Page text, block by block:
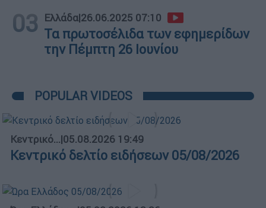
03 Ελλάδα|26.06.2025 07:10
Τα πρωτοσέλιδα των εφημερίδων
την Πέμπτη 26 Ιουνίου
POPULAR VIDEOS
Κεντρικό...|05.08.2026 19:49
Κεντρικό δελτίο ειδήσεων 05/08/2026